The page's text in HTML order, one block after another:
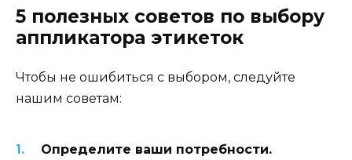
5 полезных советов по выбору
аппликатора этикеток
Чтобы не ошибиться с выбором, следуйте
нашим советам:
Определите ваши потребности.